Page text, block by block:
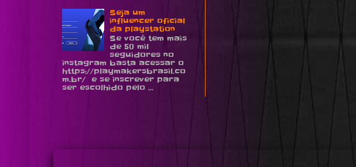
Seja um
influencer oficial
da playstation
Se você tem mais
de 50 mil
seguidores no
instagram basta acessar o
https://playmakersbrasil.co
m.br/ e se inscrever para
ser escolhido pelo ...